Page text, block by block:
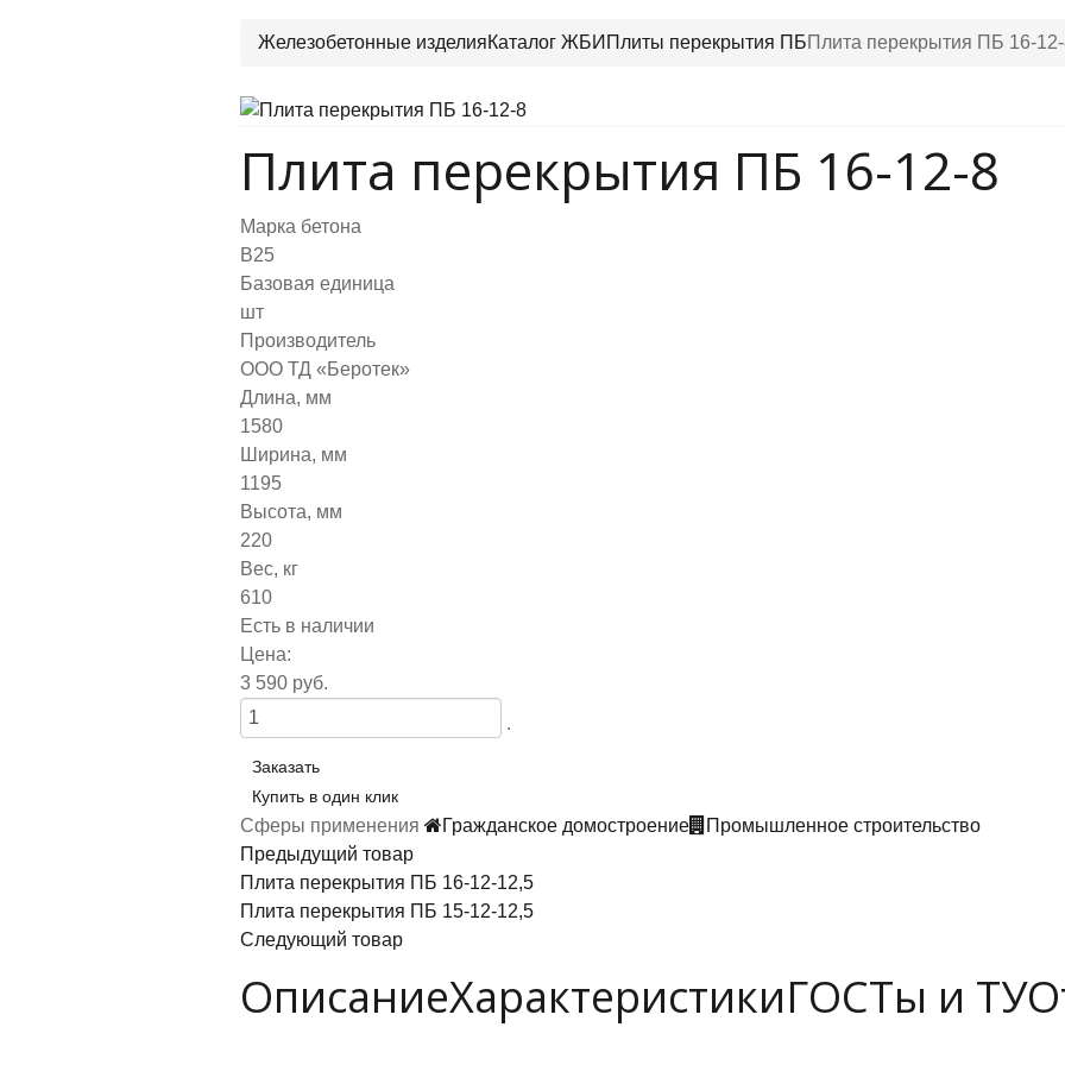
Железобетонные изделияКаталог ЖБИ Плиты перекрытия ПБПлита перекрытия ПБ 16-
Плита перекрытия ПБ 16-12-8
Марка бетона
B25
Базовая единица
шт
Производитель
ООО ТД «Беротек»
Длина, мм
1580
Ширина, мм
1195
Высота, мм
220
Вес, кг
610
Есть в наличии
Цена:
3 590 руб.
.
Заказать
Купить в один клик
Сферы применения Гражданское домостроение
Промышленное строительство
Предыдущий товар
Плита перекрытия ПБ 16-12-12,5
Плита перекрытия ПБ 15-12-12,5
Следующий товар
ОписаниеХарактеристикиГОСТы и ТУ